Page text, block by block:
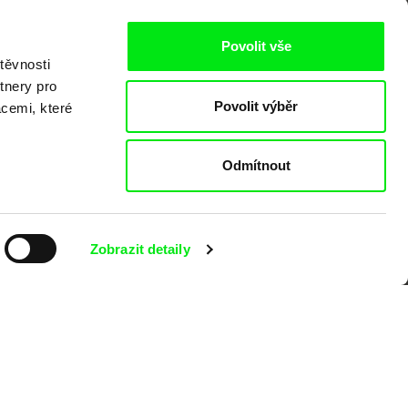
pro
které
Zobrazit detaily
Povolit vše
Povolit výběr
Odmítnout